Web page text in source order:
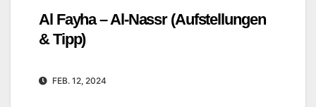
Al Fayha – Al-Nassr (Aufstellungen
& Tipp)
FEB. 12, 2024